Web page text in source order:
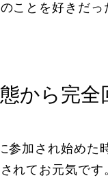
ことを好きだっ
から完全
参加され始めた
れてお元気です